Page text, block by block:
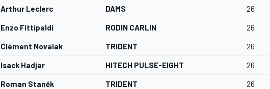
Arthur Leclerc DAMS 26
Enzo Fittipaldi RODIN CARLIN 26
Clément Novalak TRIDENT 26
Isack Hadjar HITECH PULSE-EIGHT 26
Roman Staněk TRIDENT 26